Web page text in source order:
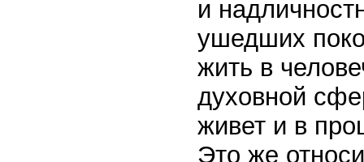
и
ушедших
жить в
духовной
живет и в
Это же